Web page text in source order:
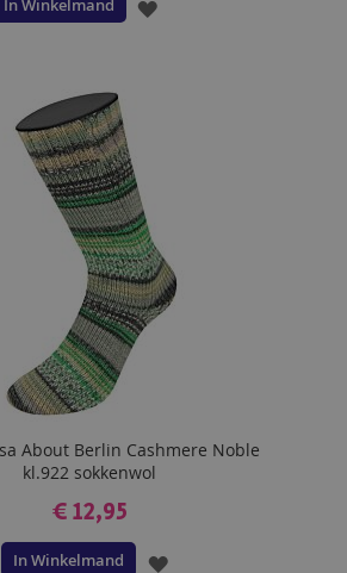
In Winkelmand
VOEG
About Berlin Cashmere Noble
kl.922 sokkenwol
€ 12,95
In Winkelmand VOEG